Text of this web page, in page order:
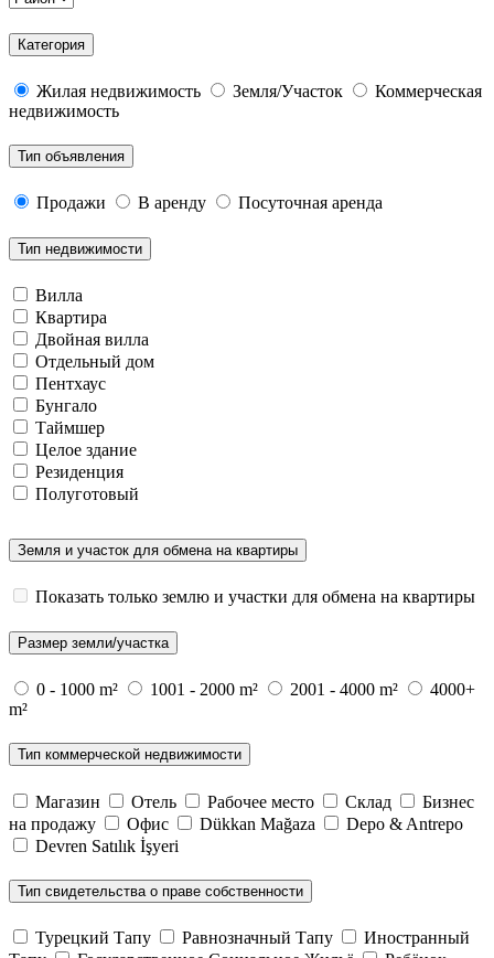
Категория
Жилая недвижимость Земля/Участок
Коммерческая
недвижимость
Тип объявления
Продажи В аренду Посуточная аренда
Тип недвижимости
Вилла
Квартира
Двойная вилла
Отдельный дом
Пентхаус
Бунгало
Таймшер
Целое здание
Резиденция
Полуготовый
Земля и участок для обмена на квартиры
Показать только землю и участки для обмена на квартиры
Размер земли/участка
0 - 1000 m² 1001 - 2000 m² 2001 - 4000 m²
4000+
m²
Тип коммерческой недвижимости
Магазин Отель Рабочее место Склад
Бизнес
на продажу
Офис Dükkan Mağaza
Depo & Antrepo
Devren Satılık İşyeri
Тип свидетельства о праве собственности
Турецкий Тапу Равнозначный Тапу
Иностранный